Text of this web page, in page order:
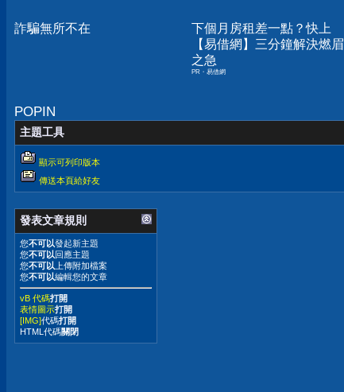
詐騙無所不在
下個月房租差一點？快上
【易借網】三分鐘解決燃眉
之急
PR・易借網
POPIN
主題工具
顯示可列印版本
傳送本頁給好友
發表文章規則
您不可以發起新主題
您不可以回應主題
您不可以 上傳附加檔案
您不可以編輯您的文章
vB 代碼打開
表情圖示打開
[IMG]代碼打開
HTML代碼關閉